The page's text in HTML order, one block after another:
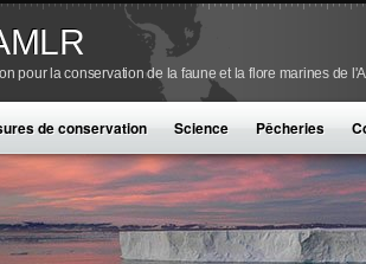
pour la conservation de la faune et la flore marines de
de conservation Science Pêcheries